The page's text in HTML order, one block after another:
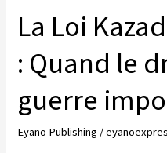
La Loi
: Quand le
guerre
Eyano Publishing /